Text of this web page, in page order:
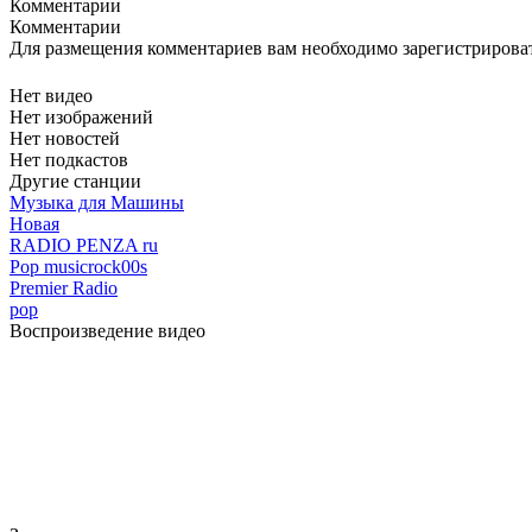
Комментарии
Комментарии
Для размещения комментариев вам необходимо
Нет видео
Нет изображений
Нет новостей
Нет подкастов
Другие станции
Музыка для Машины
Новая
RADIO PENZA ru
Pop musicrock00s
Premier Radio
pop
Воспроизведение видео